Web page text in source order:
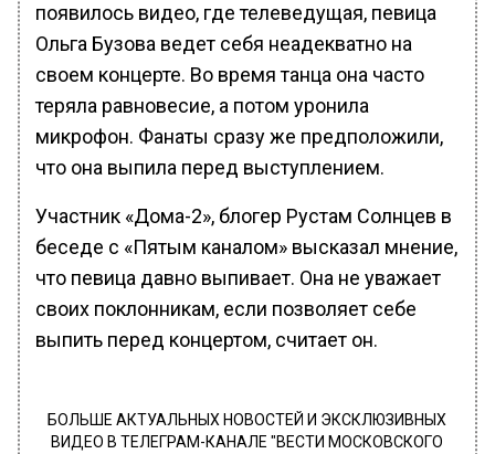
появилось видео, где телеведущая, певица
Ольга Бузова ведет себя неадекватно на
своем концерте. Во время танца она часто
теряла равновесие, а потом уронила
микрофон. Фанаты сразу же предположили,
что она выпила перед выступлением.
Участник «Дома-2», блогер Рустам Солнцев в
беседе с «Пятым каналом» высказал мнение,
что певица давно выпивает. Она не уважает
своих поклонникам, если позволяет себе
выпить перед концертом, считает он.
БОЛЬШЕ АКТУАЛЬНЫХ НОВОСТЕЙ И ЭКСКЛЮЗИВНЫХ
ВИДЕО В ТЕЛЕГРАМ-КАНАЛЕ "ВЕСТИ МОСКОВСКОГО